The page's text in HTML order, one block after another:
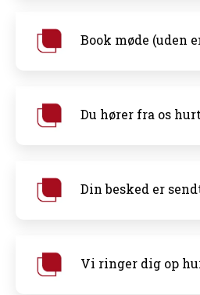
Book møde (uden
Du hører fra os
Din besked er
Vi ringer dig op